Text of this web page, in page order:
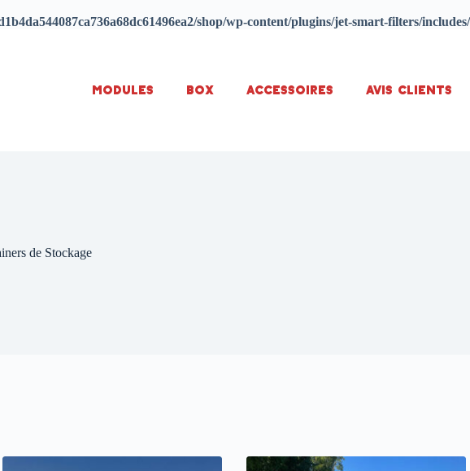
shop/wp-content/plugins/jet-smart-filters/
Modules Box Accessoires Avis Clients
de Stockage